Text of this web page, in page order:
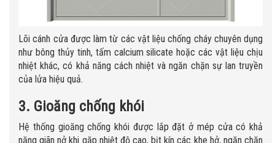
Lõi cánh cửa được làm từ các vật liệu chống cháy chuyên dụng
như bông thủy tinh, tấm calcium silicate hoặc các vật liệu chịu
nhiệt khác, có khả năng cách nhiệt và ngăn chặn sự lan truyền
của lửa hiệu quả.
3. Gioăng chống khói
Hệ thống gioăng chống khói được lắp đặt ở mép cửa có khả
năng giãn nở khi gặp nhiệt độ cao, bịt kín các khe hở, ngăn chặn